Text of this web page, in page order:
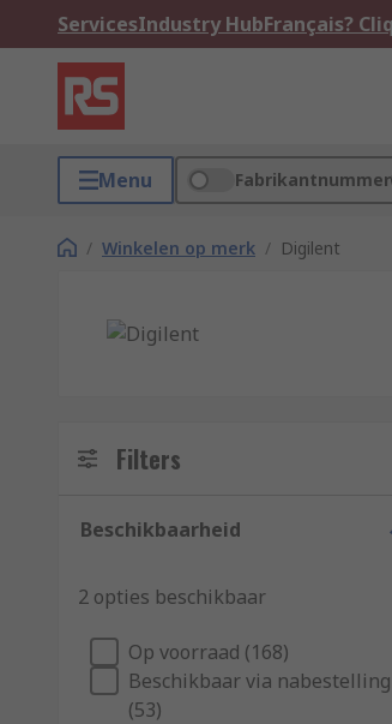
ServicesIndustry HubFrançais?
Menu Fabrikantnummer
/ Winkelen op merk / Digilent
Filters
Beschikbaarheid
2 opties beschikbaar
Op voorraad (168)
Beschikbaar via nabestelling
(53)